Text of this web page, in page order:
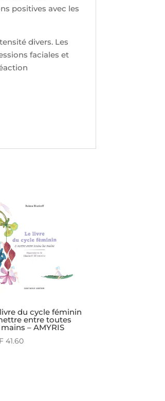
positives avec les
divers. Les
faciales et
du cycle féminin
entre toutes
– AMYRIS
41.60